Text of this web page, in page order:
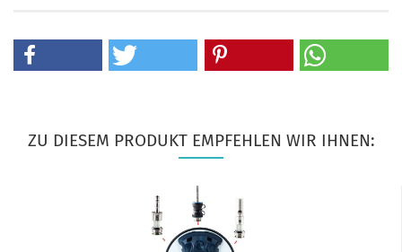
ZU DIESEM PRODUKT EMPFEHLEN WIR IHNEN: